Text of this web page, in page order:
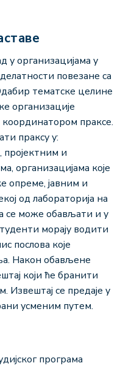
у организацијама у
повезане са
тематске целине
организације
координатором праксе.
праксу у:
пројектним и
организацијама које
опреме, јавним и
од лабораторија на
се може обављати и у
морају водити
послова које
Након обављене
који ће бранити
се предаје у
усменим путем.
програма